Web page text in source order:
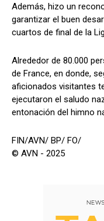
Además, hizo un
garantizar el buen
cuartos de final de la
Alrededor de 80.000
de France, en donde,
aficionados visitantes
ejecutaron el saludo
entonación del himno
FIN/AVN/ BP/ FO/
© AVN - 2025